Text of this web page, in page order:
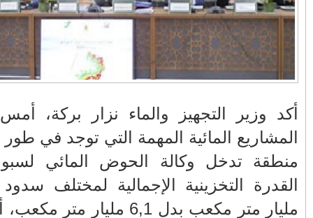
بفاس، أن
على مستوى
من رفع
القدرة التخزينية الإجمالية لمختلف سدود الحوض إلى 14ر8
بالفيديو ..أراد أن
يستفزه بالطائرة
القطرية لكن ترامب
فضحه أمام العالم
بالحجة والدليل
انهيار فاس..هؤلاء
يتحملون المسؤولية
ومآسي العمارات
العشوائية مفتوحة
بيدرو سانشيز يشكر
المغرب وفرنسا على
استعادة الكهرباء عقب
انقطاعه في شبه
الجزيرة الإيبيرية
(فيديو)
بالفيديو .. الرئيس
الفلسطيني ينفعل
ويهاجم حماس بألفاظ
قاسية على الهواء